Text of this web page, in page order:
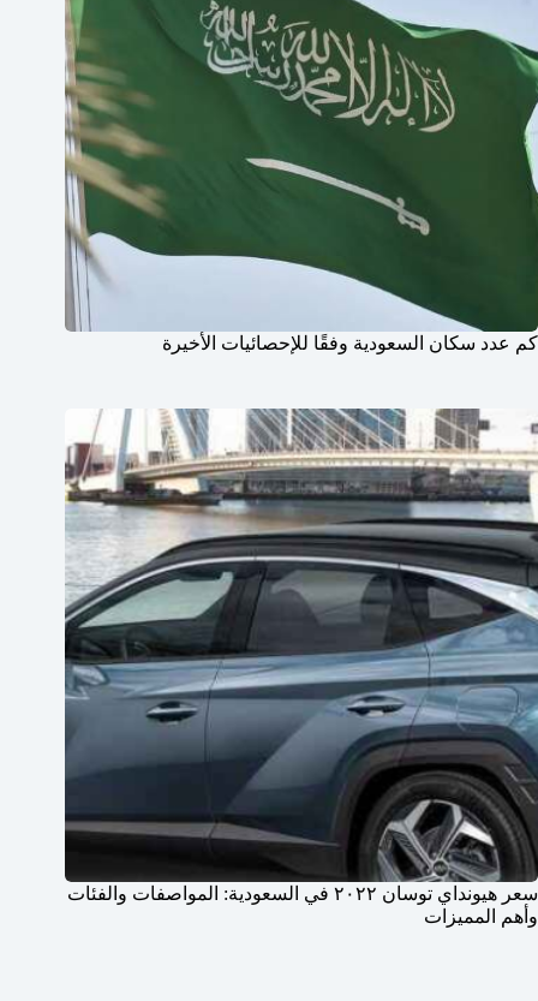
كم عدد سكان السعودية وفقًا للإحصائيات الأخيرة
سعر هيونداي توسان ٢٠٢٢ في السعودية: المواصفات والفئات
وأهم المميزات